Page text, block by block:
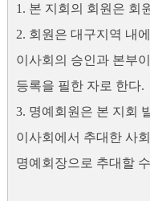
1. 본 지회의 회원은 회
2. 회원은 대구지역 내
이사회의 승인과 본부
등록을 필한 자로 한다.
3. 명예회원은 본 지회
이사회에서 추대한 사
명예회장으로 추대할